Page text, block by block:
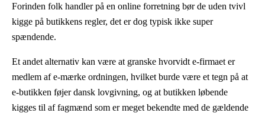
Forinden folk handler på en online forretning bør de uden tvivl
kigge på butikkens regler, det er dog typisk ikke super
spændende.
Et andet alternativ kan være at granske hvorvidt e-firmaet er
medlem af e-mærke ordningen, hvilket burde være et tegn på at
e-butikken føjer dansk lovgivning, og at butikken løbende
kigges til af fagmænd som er meget bekendte med de gældende